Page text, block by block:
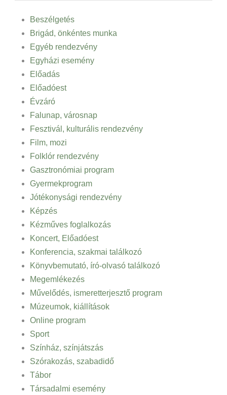
Beszélgetés
Brigád, önkéntes munka
Egyéb rendezvény
Egyházi esemény
Előadás
Előadóest
Évzáró
Falunap, városnap
Fesztivál, kulturális rendezvény
Film, mozi
Folklór rendezvény
Gasztronómiai program
Gyermekprogram
Jótékonysági rendezvény
Képzés
Kézműves foglalkozás
Koncert, Előadóest
Konferencia, szakmai találkozó
Könyvbemutató, író-olvasó találkozó
Megemlékezés
Művelődés, ismeretterjesztő program
Múzeumok, kiállítások
Online program
Sport
Színház, színjátszás
Szórakozás, szabadidő
Tábor
Társadalmi esemény